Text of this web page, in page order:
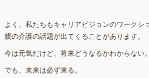
よく、私たちもキャリアビジョンのワークシ
親の介護の話題が出てくることがあります。
今は元気だけど、将来どうなるかわからない。
でも、未来は必ず来る。